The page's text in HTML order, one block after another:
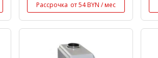
Рассрочка от 54 BYN / мес